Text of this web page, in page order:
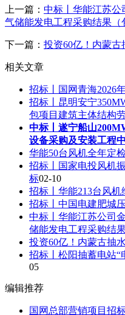
上一篇： 中标丨华能江苏公
气储能发电工程采购结果（
下一篇： 投资60亿！内蒙
相关文章
招标丨国网青海2026
招标丨昆明安宁
包项目建筑主体结构
中标丨遂宁船山
设备采购及安装工程
华能50台风机全年定
招标丨国家电投风机
标02-10
招标丨华能213台风
招标丨中国电建肥城
中标丨华能江苏公司
储能发电工程采购结
投资60亿！内蒙古抽
招标丨松阳抽蓄电站“
05
编辑推荐
国网总部营销项目招